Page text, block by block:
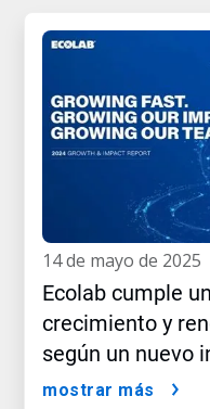
14 de mayo de 2025
Ecolab cumple
crecimiento y
según un nuevo
mostrar más